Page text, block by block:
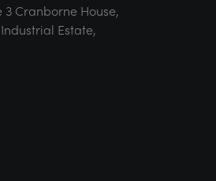
Cranborne House,
Estate,